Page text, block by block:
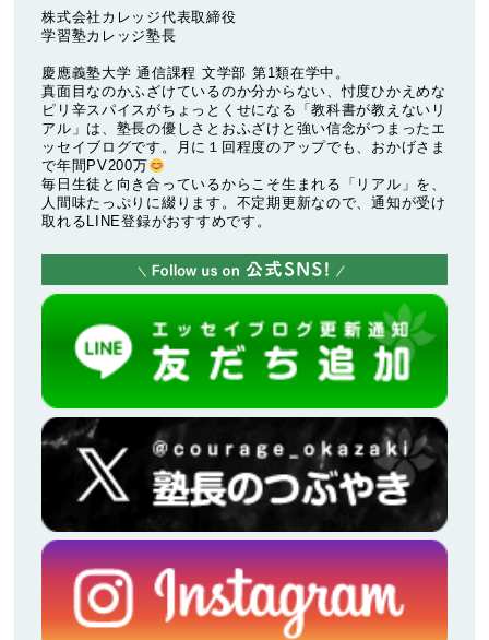
株式会社カレッジ代表取締役
学習塾カレッジ塾長
慶應義塾大学 通信課程 文学部 第1類在学中。
真面目なのかふざけているのか分からない、忖度ひかえめな
ピリ辛スパイスがちょっとくせになる「教科書が教えないリ
アル」は、塾長の優しさとおふざけと強い信念がつまったエ
ッセイブログです。月に１回程度のアップでも、おかげさま
で年間PV200万
毎日生徒と向き合っているからこそ生まれる「リアル」を、
人間味たっぷりに綴ります。不定期更新なので、通知が受け
取れるLINE登録がおすすめです。